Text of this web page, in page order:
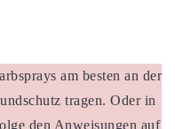
am besten an der
tragen. Oder in
den Anweisungen auf